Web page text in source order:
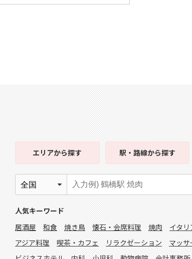
エリアから探す 駅・路線から探す
人気キーワード
居酒屋
和食 焼き鳥 懐石・会席料理 焼肉 イタ
アジア料理
喫茶・カフェ リラクゼーション マッサ